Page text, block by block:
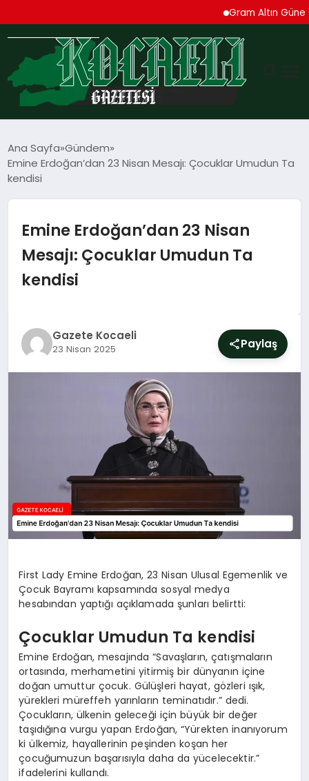
Gram Altın Güne
TEKNOLOJI
MAGAZIN
YAŞAM
Ana Sayfa Gündem
Emine Erdoğan’dan 23 Nisan Mesajı: Çocuklar Umudun Ta
kendisi
Emine Erdoğan’dan 23 Nisan
Mesajı: Çocuklar Umudun Ta
kendisi
Gazete Kocaeli
23 Nisan 2025 Paylaş
First Lady Emine Erdoğan, 23 Nisan Ulusal Egemenlik ve
Çocuk Bayramı kapsamında sosyal medya
hesabından yaptığı açıklamada şunları belirtti:
Çocuklar Umudun Ta kendisi
Emine Erdoğan, mesajında “Savaşların, çatışmaların
ortasında, merhametini yitirmiş bir dünyanın içine
doğan umuttur çocuk. Gülüşleri hayat, gözleri ışık,
yürekleri müreffeh yarınların teminatıdır.” dedi.
Çocukların, ülkenin geleceği için büyük bir değer
taşıdığına vurgu yapan Erdoğan, “Yürekten inanıyorum
ki ülkemiz, hayallerinin peşinden koşan her
çocuğumuzun başarısıyla daha da yücelecektir.”
ifadelerini kullandı.